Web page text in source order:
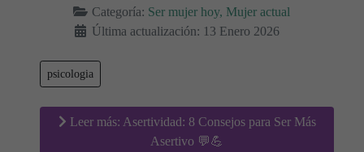
Categoría: Ser mujer hoy, Mujer actual
Última actualización: 13 Enero 2026
psicologia
Leer más: Asertividad: 8 Consejos para Ser Más
Asertivo 💬💪